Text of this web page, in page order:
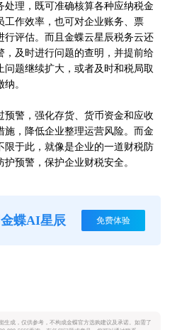
处理，既可准确核算各种应纳税金
工作效率，也可对企业账务、票
行评估。而且金蝶云星辰税务云还
，及时进行问题的查明，并提前给
题继续扩大，或者及时和税局取
。
预警，强化存货、货币资金和应收
施，降低企业整理运营风险。而金
限于此，就像是企业的一道财税防
预警，保护企业财税安全。
蝶AI星辰 免费体验
生成，仅供参考，不构成金蝶官方选购建议及承诺。如需了